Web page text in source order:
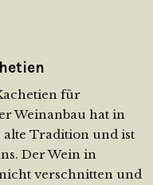
für
Weinanbau hat in
alte Tradition und ist
Der Wein in
verschnitten und